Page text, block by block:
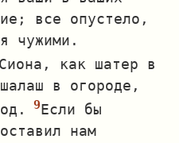
все опустело,
чужими.
как шатер в
в огороде,
Если бы
нам